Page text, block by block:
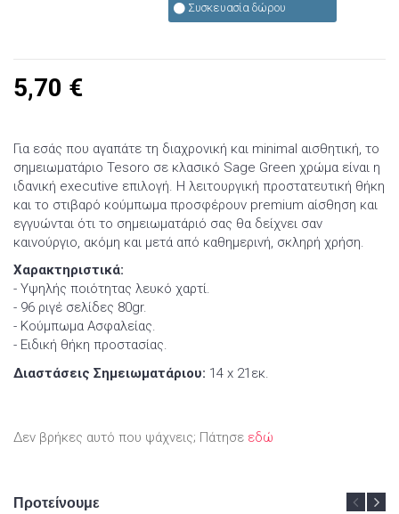
Συσκευασία δώρου
5,70 €
Για εσάς που αγαπάτε τη διαχρονική και minimal αισθητική, το
σημειωματάριο Tesoro σε κλασικό Sage Green χρώμα είναι η
ιδανική executive επιλογή. Η λειτουργική προστατευτική θήκη
και το στιβαρό κούμπωμα προσφέρουν premium αίσθηση και
εγγυώνται ότι το σημειωματάριό σας θα δείχνει σαν
καινούργιο, ακόμη και μετά από καθημερινή, σκληρή χρήση.
Χαρακτηριστικά:
- Υψηλής ποιότητας λευκό χαρτί.
- 96 ριγέ σελίδες 80gr.
- Κούμπωμα Ασφαλείας.
- Ειδική θήκη προστασίας.
Διαστάσεις Σημειωματάριου: 14 x 21εκ.
Δεν βρήκες αυτό που ψάχνεις; Πάτησε εδώ
Προτείνουμε